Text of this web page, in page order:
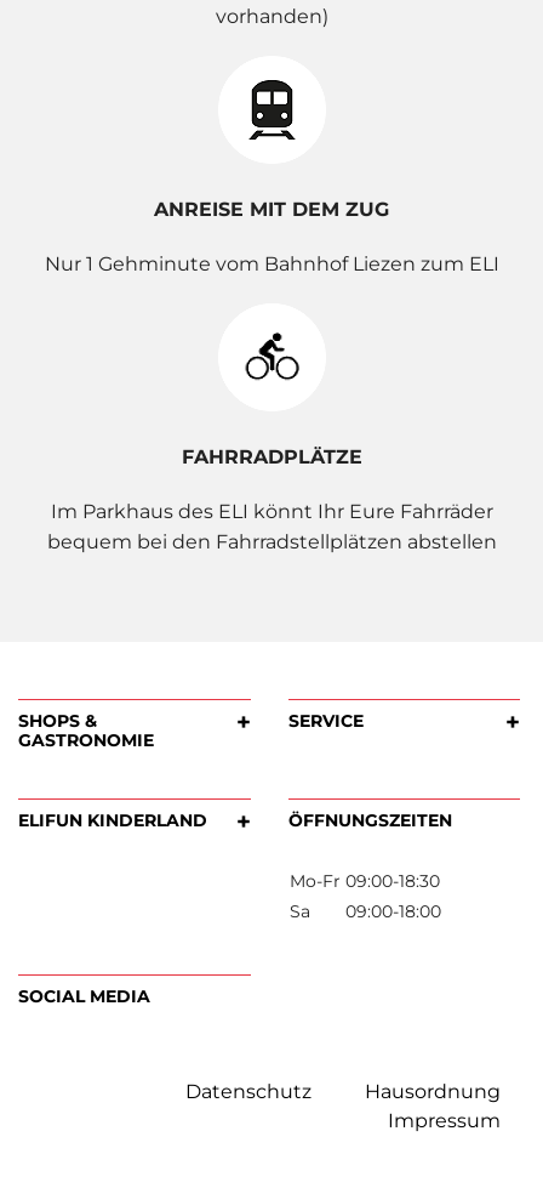
vorhanden)
ANREISE MIT DEM ZUG
Nur 1 Gehminute vom Bahnhof Liezen zum ELI
FAHRRADPLÄTZE
Im Parkhaus des ELI könnt Ihr Eure Fahrräder
bequem bei den Fahrradstellplätzen abstellen
+ SERVICE
Datenschutz
Hausordnung
Impressum